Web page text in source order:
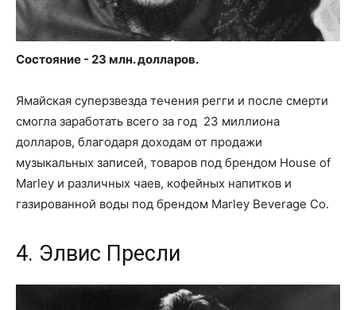
Состояние - 23 млн. долларов.
Ямайская суперзвезда течения регги и после смерти
смогла заработать всего за год 23 миллиона
долларов, благодаря доходам от продажи
музыкальных записей, товаров под брендом House of
Marley и различных чаев, кофейных напитков и
газированной воды под брендом Marley Beverage Co.
4. Элвис Пресли